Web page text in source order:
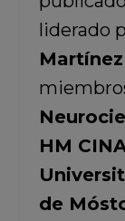
liderado
HM
de